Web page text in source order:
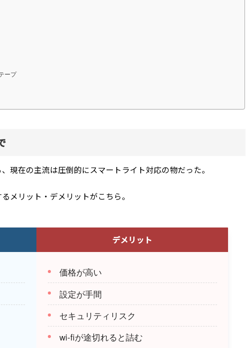
ープ
現在の主流は圧倒的にスマートライト対応の物だった。
メリット・デメリットがこちら。
デメリット
価格が高い
設定が手間
セキュリティリスク
wi-fiが途切れると詰む